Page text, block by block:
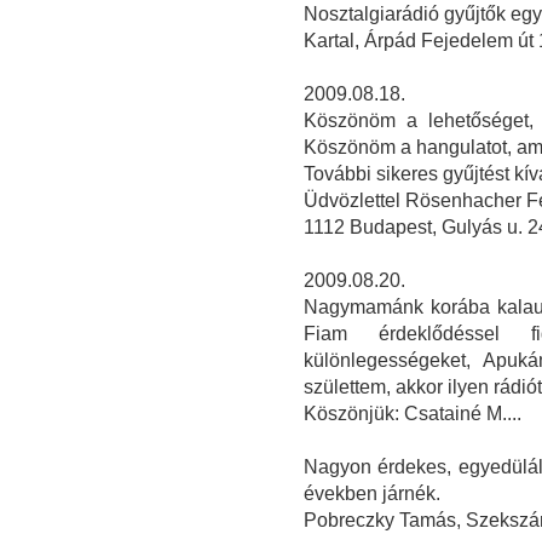
Nosztalgiarádió gyűjtők
Kartal, Árpád Fejedelem út
2009.08.18.
Köszönöm a
Köszönöm a hangulatot,
További sikeres gyűjtést
Üdvözlettel Rösenhacher
1112 Budapest, Gulyás u.
2009.08.20.
Nagymamánk korába
Fiam
különlegességeket,
születtem, akkor ilyen
Köszönjük: Csatainé M....
Nagyon érdekes,
években járnék.
Pobreczky Tamás,